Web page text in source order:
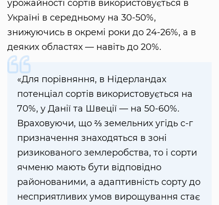
урожайності сортів використовується в
Україні в середньому на 30-50%,
знижуючись в окремі роки до 24-26%, а в
деяких областях — навіть до 20%.
«Для порівняння, в Нідерландах
потенціал сортів використовується на
70%, у Данії та Швеції — на 50-60%.
Враховуючи, що ⅔ земельних угідь с-г
призначення знаходяться в зоні
ризикованого землеробства, то і сорти
ячменю мають бути відповідно
районованими, а адаптивність сорту до
несприятливих умов вирощування стає